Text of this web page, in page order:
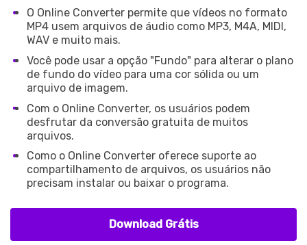
O Online Converter permite que vídeos no formato
MP4 usem arquivos de áudio como MP3, M4A, MIDI,
WAV e muito mais.
Você pode usar a opção "Fundo" para alterar o plano
de fundo do vídeo para uma cor sólida ou um
arquivo de imagem.
Com o Online Converter, os usuários podem
desfrutar da conversão gratuita de muitos
arquivos.
Como o Online Converter oferece suporte ao
compartilhamento de arquivos, os usuários não
precisam instalar ou baixar o programa.
Download Grátis